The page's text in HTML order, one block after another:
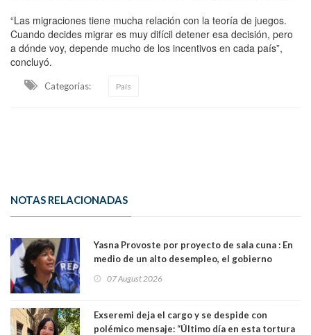
“Las migraciones tiene mucha relación con la teoría de juegos.
Cuando decides migrar es muy difícil detener esa decisión, pero
a dónde voy, depende mucho de los incentivos en cada país”,
concluyó.
Categorias: País
NOTAS RELACIONADAS
Yasna Provoste por proyecto de sala cuna : En
medio de un alto desempleo, el gobierno
07 August 2026
Exseremi deja el cargo y se despide con
polémico mensaje: “Último día en esta tortura